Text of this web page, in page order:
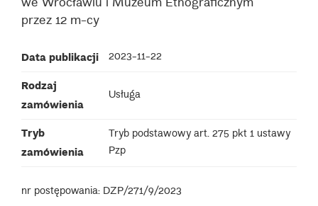
przez 12 m-cy
Data publikacji 2023-11-22
Rodzaj
zamówienia
Usługa
Tryb
zamówienia
Tryb podstawowy art. 275 pkt 1 ustawy
Pzp
nr postępowania: DZP/271/9/2023